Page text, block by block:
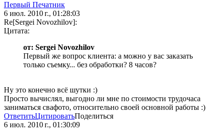
Первый Печатник
6 июл. 2010 г., 01:28:03
Re[Sergei Novozhilov]:
Цитата:
от: Sergei Novozhilov
Первый же вопрос клиента: а можно у вас заказать
только съемку... без обработки? 8 часов?
Ну это конечно всё шутки :)
Просто вычислял, выгодно ли мне по стоимости трудочаса
заниматься свафото, относительно своей основной работы :)
ОтветитьЦитироватьПоделиться
6 июл. 2010 г., 01:30:09